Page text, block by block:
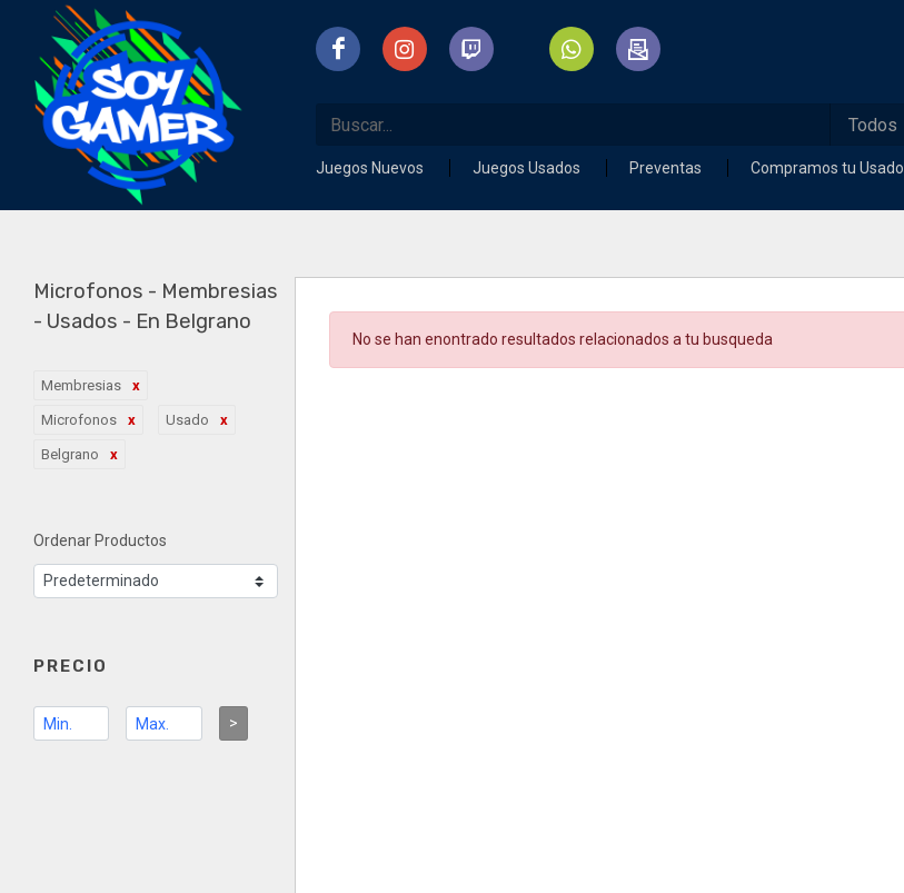
Juegos Nuevos Juegos Usados Preventas Compramos tu Usado
Microfonos - Membresias
- Usados - En Belgrano
Membresias
Microfonos Usado
Belgrano
Ordenar Productos
PRECIO
>
No se han enontrado resultados relacionados a tu busqueda